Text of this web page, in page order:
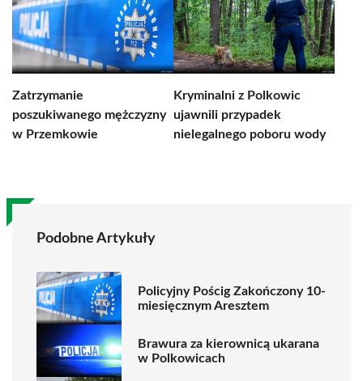
Zatrzymanie
poszukiwanego mężczyzny
w Przemkowie
Kryminalni z Polkowic
ujawnili przypadek
nielegalnego poboru wody
Podobne Artykuły
Policyjny Pościg Zakończony 10-
miesięcznym Aresztem
Brawura za kierownicą ukarana
w Polkowicach